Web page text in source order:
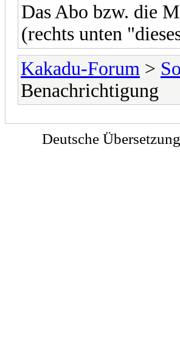
Das Abo bzw. die
(rechts unten
Kakadu-Forum >
Benachrichtigung
Deutsche